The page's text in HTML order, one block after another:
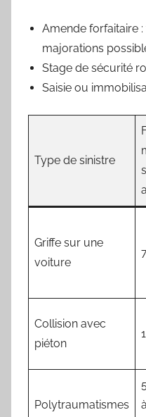
Amende forfaitaire
majorations
Stage de sécurité
Saisie ou
Type de sinistre
Griffe sur une
voiture
Collision avec
piéton
Polytraumatismes